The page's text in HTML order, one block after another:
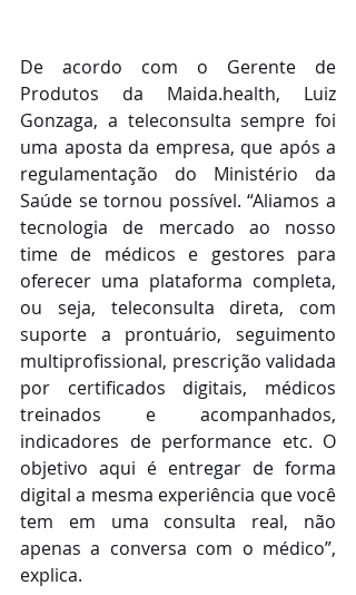
De acordo com o Gerente de
Produtos da Maida.health, Luiz
Gonzaga, a teleconsulta sempre foi
uma aposta da empresa, que após a
regulamentação do Ministério da
Saúde se tornou possível. “Aliamos a
tecnologia de mercado ao nosso
time de médicos e gestores para
oferecer uma plataforma completa,
ou seja, teleconsulta direta, com
suporte a prontuário, seguimento
multiprofissional, prescrição validada
por certificados digitais, médicos
treinados e acompanhados,
indicadores de performance etc. O
objetivo aqui é entregar de forma
digital a mesma experiência que você
tem em uma consulta real, não
apenas a conversa com o médico”,
explica.